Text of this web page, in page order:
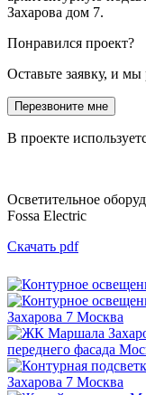
Захарова дом 7.
Понравился проект?
Оставьте заявку, и
Перезвоните мне
В проекте
Осветительное
Fossa Electric
Скачать pdf